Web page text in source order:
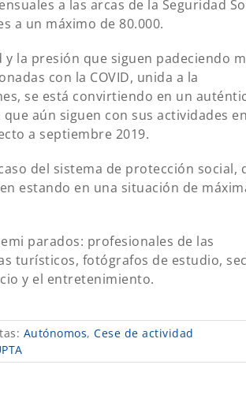
a las arcas de la Seguridad
a un máximo de 80.000.
la presión que siguen padeciendo
con la COVID, unida a la
se está convirtiendo en un
aún siguen con sus actividades en
a septiembre 2019.
del sistema de protección social,
estando en una situación de
parados: profesionales de las
turísticos, fotógrafos de estudio,
y el entretenimiento.
Autónomos, Cese de actividad